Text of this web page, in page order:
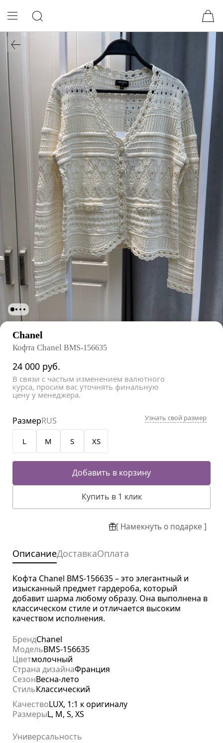
Chanel
Кофта Chanel BMS-156635
24 000 руб.
В связи с частым изменением валютного
курса, просим вас уточнять финальную
цену у менеджера.
L M S XS
РазмерRUS Узнать свой размер
Добавить в корзину
Купить в 1 клик
[ Намекнуть о подарке ]
ОписаниеДоставкаОплата
Кофта Chanel BMS-156635 – это элегантный и
изысканный предмет гардероба, который
добавит шарма любому образу. Она выполнена в
классическом стиле и отличается высоким
качеством исполнения.
БрендChanel
МодельBMS-156635
Цветмолочный
Страна дизайнаФранция
СезонВесна-лето
СтильКлассический
КачествоLUX, 1:1 к оригиналу
РазмерыL, M, S, XS
Универсальность